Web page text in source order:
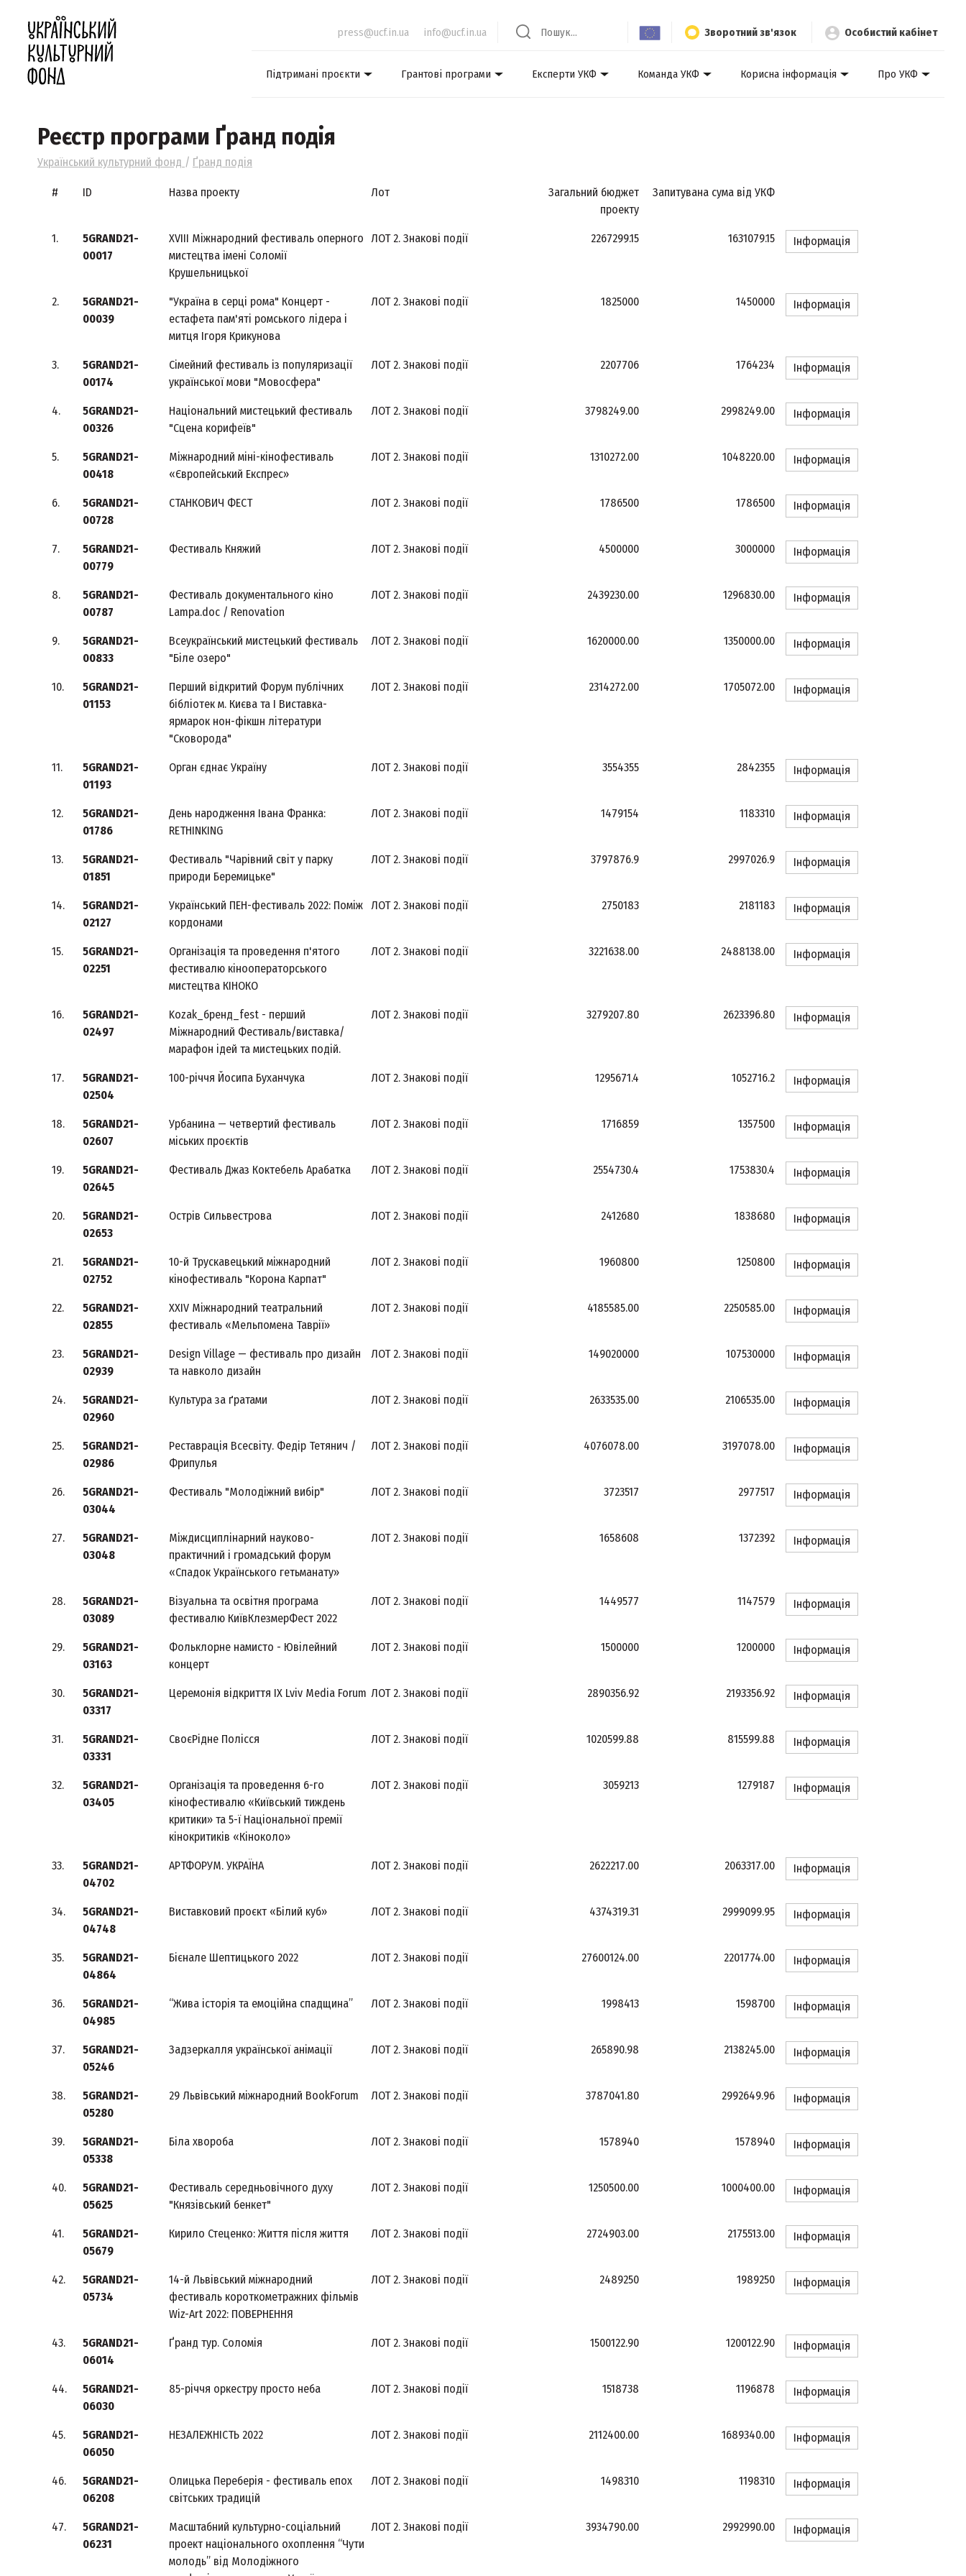
press@ucf.in.ua info@ucf.in.ua Зворотний зв'язок Особистий кабінет
Підтримані проєкти Грантові програми Експерти УКФ Команда УКФ Корисна інформація Про УКФ
Реєстр програми Ґранд подія
Український культурний фонд / Ґранд подія
# ID Назва проекту Лот
Загальний бюджет
проекту
Запитувана сума від УКФ
1.
5GRAND21-
00017
XVIIІ Міжнародний фестиваль оперного
мистецтва імені Соломії
Крушельницької
ЛОТ 2. Знакові події 2267299.15 1631079.15 Інформація
2.
5GRAND21-
00039
"Україна в серці рома" Концерт -
естафета пам'яті ромського лідера і
митця Ігоря Крикунова
ЛОТ 2. Знакові події 1825000 1450000 Інформація
3.
5GRAND21-
00174
Сімейний фестиваль із популяризації
української мови "Мовосфера"
ЛОТ 2. Знакові події 2207706 1764234 Інформація
4.
5GRAND21-
00326
Національний мистецький фестиваль
"Сцена корифеїв"
ЛОТ 2. Знакові події 3798249.00 2998249.00 Інформація
5.
5GRAND21-
00418
Міжнародний міні-кінофестиваль
«Європейський Експрес»
ЛОТ 2. Знакові події 1310272.00 1048220.00 Інформація
6.
5GRAND21-
00728
СТАНКОВИЧ ФЕСТ ЛОТ 2. Знакові події 1786500 1786500 Інформація
7.
5GRAND21-
00779
Фестиваль Княжий ЛОТ 2. Знакові події 4500000 3000000 Інформація
8.
5GRAND21-
00787
Фестиваль документального кіно
Lampa.doc / Renovation
ЛОТ 2. Знакові події 2439230.00 1296830.00 Інформація
9.
5GRAND21-
00833
Всеукраїнський мистецький фестиваль
"Біле озеро"
ЛОТ 2. Знакові події 1620000.00 1350000.00 Інформація
10.
5GRAND21-
01153
Перший відкритий Форум публічних
бібліотек м. Києва та І Виставка-
ярмарок нон-фікшн літератури
"Сковорода"
ЛОТ 2. Знакові події 2314272.00 1705072.00 Інформація
11.
5GRAND21-
01193
Орган єднає Україну ЛОТ 2. Знакові події 3554355 2842355 Інформація
12.
5GRAND21-
01786
День народження Івана Франка:
RETHINKING
ЛОТ 2. Знакові події 1479154 1183310 Інформація
13.
5GRAND21-
01851
Фестиваль "Чарівний світ у парку
природи Беремицьке"
ЛОТ 2. Знакові події 3797876.9 2997026.9 Інформація
14.
5GRAND21-
02127
Український ПЕН-фестиваль 2022: Поміж
кордонами
ЛОТ 2. Знакові події 2750183 2181183 Інформація
15.
5GRAND21-
02251
Організація та проведення п'ятого
фестивалю кінооператорського
мистецтва КІНОКО
ЛОТ 2. Знакові події 3221638.00 2488138.00 Інформація
16.
5GRAND21-
02497
Kozak_бренд_fest - перший
Міжнародний Фестиваль/виставка/
марафон ідей та мистецьких подій.
ЛОТ 2. Знакові події 3279207.80 2623396.80 Інформація
17.
5GRAND21-
02504
100-річчя Йосипа Буханчука ЛОТ 2. Знакові події 1295671.4 1052716.2 Інформація
18.
5GRAND21-
02607
Урбанина — четвертий фестиваль
міських проєктів
ЛОТ 2. Знакові події 1716859 1357500 Інформація
19.
5GRAND21-
02645
Фестиваль Джаз Коктебель Арабатка ЛОТ 2. Знакові події 2554730.4 1753830.4 Інформація
20.
5GRAND21-
02653
Острів Сильвестрова ЛОТ 2. Знакові події 2412680 1838680 Інформація
21.
5GRAND21-
02752
10-й Трускавецький міжнародний
кінофестиваль "Корона Карпат"
ЛОТ 2. Знакові події 1960800 1250800 Інформація
22.
5GRAND21-
02855
XXIV Міжнародний театральний
фестиваль «Мельпомена Таврії»
ЛОТ 2. Знакові події 4185585.00 2250585.00 Інформація
23.
5GRAND21-
02939
Design Village — фестиваль про дизайн
та навколо дизайн
ЛОТ 2. Знакові події 149020000 107530000 Інформація
24.
5GRAND21-
02960
Культура за ґратами ЛОТ 2. Знакові події 2633535.00 2106535.00 Інформація
25.
5GRAND21-
02986
Реставрація Всесвіту. Федір Тетянич /
Фрипулья
ЛОТ 2. Знакові події 4076078.00 3197078.00 Інформація
26.
5GRAND21-
03044
Фестиваль "Молодіжний вибір" ЛОТ 2. Знакові події 3723517 2977517 Інформація
27.
5GRAND21-
03048
Міждисциплінарний науково-
практичний і громадський форум
«Спадок Українського гетьманату»
ЛОТ 2. Знакові події 1658608 1372392 Інформація
28.
5GRAND21-
03089
Візуальна та освітня програма
фестивалю КиївКлезмерФест 2022
ЛОТ 2. Знакові події 1449577 1147579 Інформація
29.
5GRAND21-
03163
Фольклорне намисто - Ювілейний
концерт
ЛОТ 2. Знакові події 1500000 1200000 Інформація
30.
5GRAND21-
03317
Церемонія відкриття IX Lviv Media Forum ЛОТ 2. Знакові події 2890356.92 2193356.92 Інформація
31.
5GRAND21-
03331
СвоєРідне Полісся ЛОТ 2. Знакові події 1020599.88 815599.88 Інформація
32.
5GRAND21-
03405
Організація та проведення 6-го
кінофестивалю «Київський тиждень
критики» та 5-ї Національної премії
кінокритиків «Кіноколо»
ЛОТ 2. Знакові події 3059213 1279187 Інформація
33.
5GRAND21-
04702
АРТФОРУМ. УКРАЇНА ЛОТ 2. Знакові події 2622217.00 2063317.00 Інформація
34.
5GRAND21-
04748
Виставковий проєкт «Білий куб» ЛОТ 2. Знакові події 4374319.31 2999099.95 Інформація
35.
5GRAND21-
04864
Бієнале Шептицького 2022 ЛОТ 2. Знакові події 27600124.00 2201774.00 Інформація
36.
5GRAND21-
04985
“Жива історія та емоційна спадщина” ЛОТ 2. Знакові події 1998413 1598700 Інформація
37.
5GRAND21-
05246
Задзеркалля української анімації ЛОТ 2. Знакові події 265890.98 2138245.00 Інформація
38.
5GRAND21-
05280
29 Львівський міжнародний BookForum ЛОТ 2. Знакові події 3787041.80 2992649.96 Інформація
39.
5GRAND21-
05338
Біла хвороба ЛОТ 2. Знакові події 1578940 1578940 Інформація
40.
5GRAND21-
05625
Фестиваль середньовічного духу
"Князівський бенкет"
ЛОТ 2. Знакові події 1250500.00 1000400.00 Інформація
41.
5GRAND21-
05679
Кирило Стеценко: Життя після життя ЛОТ 2. Знакові події 2724903.00 2175513.00 Інформація
42.
5GRAND21-
05734
14-й Львівський міжнародний
фестиваль короткометражних фільмів
Wiz-Art 2022: ПОВЕРНЕННЯ
ЛОТ 2. Знакові події 2489250 1989250 Інформація
43.
5GRAND21-
06014
Ґранд тур. Соломія ЛОТ 2. Знакові події 1500122.90 1200122.90 Інформація
44.
5GRAND21-
06030
85-річчя оркестру просто неба ЛОТ 2. Знакові події 1518738 1196878 Інформація
45.
5GRAND21-
06050
НЕЗАЛЕЖНІСТЬ 2022 ЛОТ 2. Знакові події 2112400.00 1689340.00 Інформація
46.
5GRAND21-
06208
Олицька Переберія - фестиваль епох
світських традицій
ЛОТ 2. Знакові події 1498310 1198310 Інформація
47.
5GRAND21-
06231
Масштабний культурно-соціальний
проект національного охоплення “Чути
молодь” від Молодіжного
ЛОТ 2. Знакові події 3934790.00 2992990.00 Інформація